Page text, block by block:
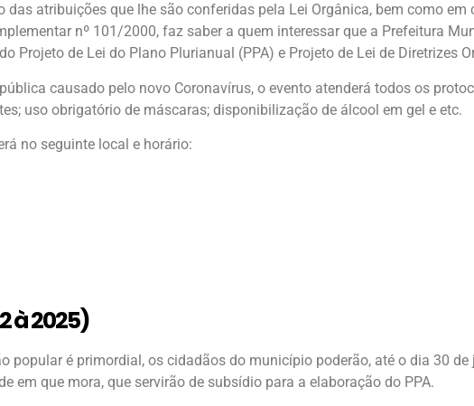
das atribuições que lhe são conferidas pela Lei Orgânica, bem como
nº 101/2000, faz saber a quem interessar que a Prefeitura
Projeto de Lei do Plano Plurianual (PPA) e Projeto de Lei de Diretrizes
causado pelo novo Coronavírus, o evento atenderá todos os
uso obrigatório de máscaras; disponibilização de álcool em gel e etc.
no seguinte local e horário:
à 2025)
popular é primordial, os cidadãos do município poderão, até o dia 30
em que mora, que servirão de subsídio para a elaboração do PPA.